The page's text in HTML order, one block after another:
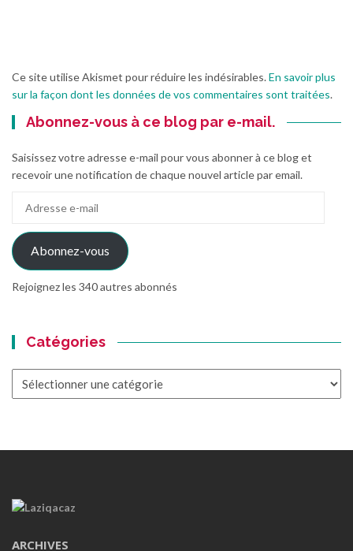
Ce site utilise Akismet pour réduire les indésirables.En savoir plus
sur la façon dont les données de vos commentaires sont traitées.
Abonnez-vous à ce blog par e-mail.
Saisissez votre adresse e-mail pour vous abonner à ce blog et
recevoir une notification de chaque nouvel article par email.
mail
Abonnez-vous
Rejoignez les 340 autres abonnés
Catégories
ARCHIVES